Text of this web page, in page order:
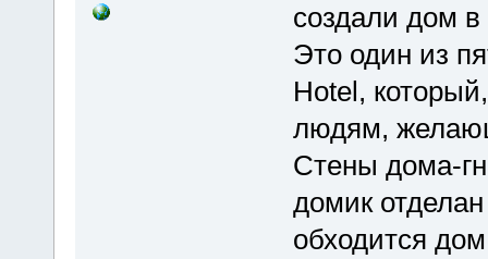
создали дом в
Это один из
Hotel,
людям,
Стены дома-
домик
обходится